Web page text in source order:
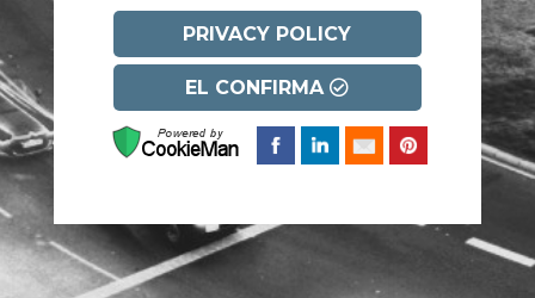
PRIVACY POLICY
EL CONFIRMA